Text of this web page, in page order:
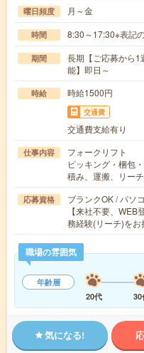
曜日頻度 月～金
時間 8:30～17:30※表記
期間
長期【ご応募から1
能】即日～
時給 時給1500円
交通費
交通費支給有り
仕事内容
フォークリフト
ピッキング・梱包
積み、運搬、リー
応募資格
ブランクOK / パソ
【来社不要、
務経験(リーチ)を
職場の雰囲気
年齢層
20代
30
気になる!